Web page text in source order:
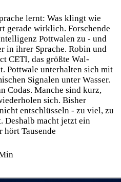
lernt: Was klingt wie
gerade wirklich. Forschende
Pottwalen zu - und
in ihrer Sprache. Robin und
CETI, das größte Wal-
Pottwale unterhalten sich mit
Signalen unter Wasser.
Codas. Manche sind kurz,
sich. Bisher
entschlüsseln - zu viel, zu
Deshalb macht jetzt ein
hört Tausende